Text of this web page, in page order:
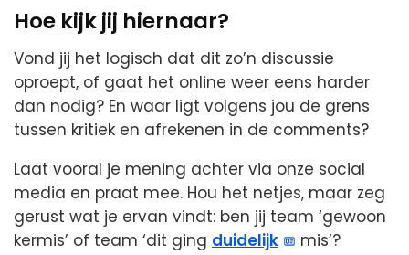
Hoe kijk jij hiernaar?
Vond jij het logisch dat dit zo’n discussie
oproept, of gaat het online weer eens harder
dan nodig? En waar ligt volgens jou de grens
tussen kritiek en afrekenen in de comments?
Laat vooral je mening achter via onze social
media en praat mee. Hou het netjes, maar zeg
gerust wat je ervan vindt: ben jij team ‘gewoon
kermis’ of team ‘dit ging duidelijk mis’?